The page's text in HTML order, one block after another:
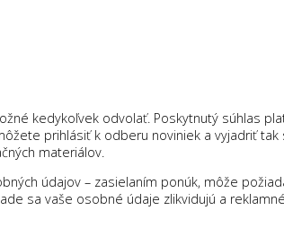
kedykoľvek odvolať. Poskytnutý súhlas
prihlásiť k odberu noviniek a vyjadriť
materiálov.
údajov – zasielaním ponúk, môže
sa vaše osobné údaje zlikvidujú a